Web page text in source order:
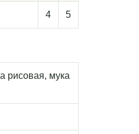
4 5
рисовая, мука